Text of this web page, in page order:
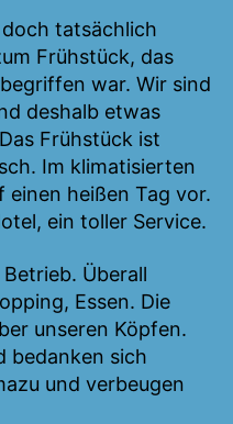
tatsächlich
Frühstück, das
war. Wir sind
deshalb etwas
Frühstück ist
Im klimatisierten
einen heißen Tag vor.
ein toller Service.
Überall
Essen. Die
unseren Köpfen.
bedanken sich
und verbeugen